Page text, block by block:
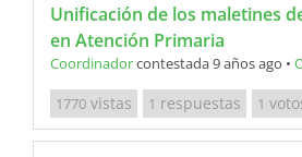
Unificación de los maletines
en Atención Primaria
Coordinadorcontestada 9 años ago •
1770 vistas 1 respuestas 1